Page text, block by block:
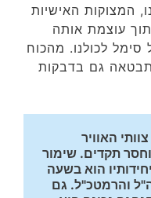
המצוקות האישיות
עוצמת אותה
לכולנו. מהכוח
גם בדבקות